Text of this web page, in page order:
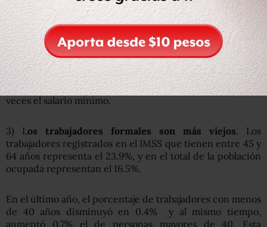
¿Dónde laboran los trabajadores formales? |Create infographics
2) Sí tienen salarios más altos,que los de la población
ocupada total, pues solo el 0.1% de los formales ganan
hasta un salario mínimo, frente al 13.7% de la población
ocupada total. Sin embargo, los ingresos del grueso de la
población formal son precarios: el 73.7% ganan entre 2 y 5
veces el salario mínimo.
3) Los trabajadores formales son más viejos. Los
trabajadores registrados en el IMSS que tienen entre 45 y
64 años representa el 23.9%, y en el total de la población
ocupada representan el 16.5%.
En el último año, el porcentaje de trabajadores con menos
de 40 años disminuyó en 0.4% y al mismo tiempo,
aumentó 0.7% el de personas mayores de 40. Esta